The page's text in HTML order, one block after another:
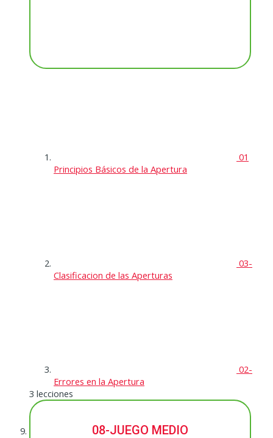
01
Principios Básicos de la Apertura
03-
Clasificacion de las Aperturas
02-
Errores en la Apertura
3 lecciones
08-JUEGO MEDIO